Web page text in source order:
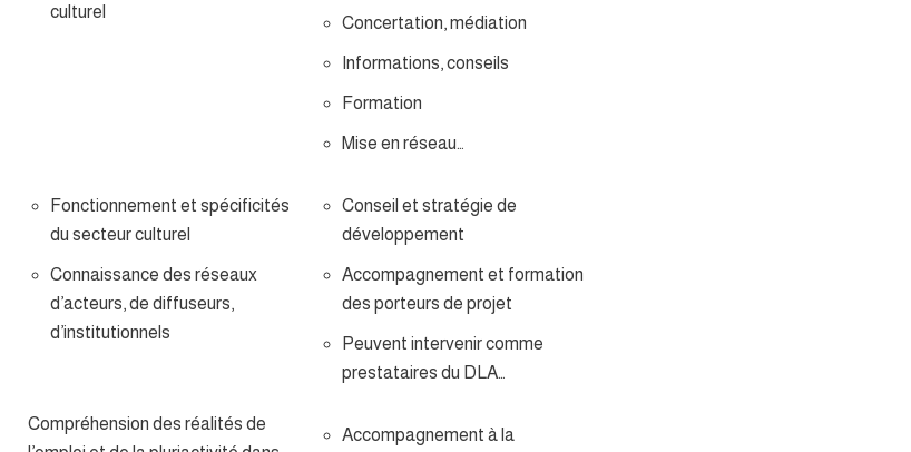
culturel
Concertation, médiation
Informations, conseils
Formation
Mise en réseau…
Fonctionnement et spécificités
du secteur culturel
Connaissance des réseaux
d’acteurs, de diffuseurs,
d’institutionnels
Conseil et stratégie de
développement
Accompagnement et formation
des porteurs de projet
Peuvent intervenir comme
prestataires du DLA…
Compréhension des réalités de
Accompagnement à la